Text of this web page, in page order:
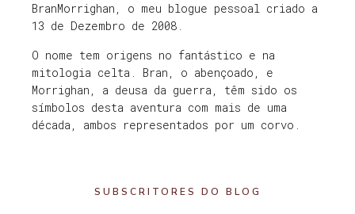
BranMorrighan, o meu blogue pessoal criado a
13 de Dezembro de 2008.
O nome tem origens no fantástico e na
mitologia celta. Bran, o abençoado, e
Morrighan, a deusa da guerra, têm sido os
símbolos desta aventura com mais de uma
década, ambos representados por um corvo.
SUBSCRITORES DO BLOG